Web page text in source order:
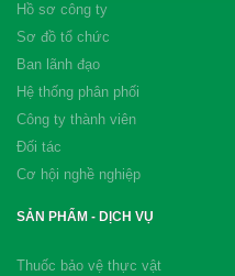
Hồ sơ công ty
Sơ đồ tổ chức
Ban lãnh đạo
Hệ thống phân phối
Công ty thành viên
Đối tác
Cơ hội nghề nghiệp
SẢN PHẨM - DỊCH VỤ
Thuốc bảo vệ thực vật